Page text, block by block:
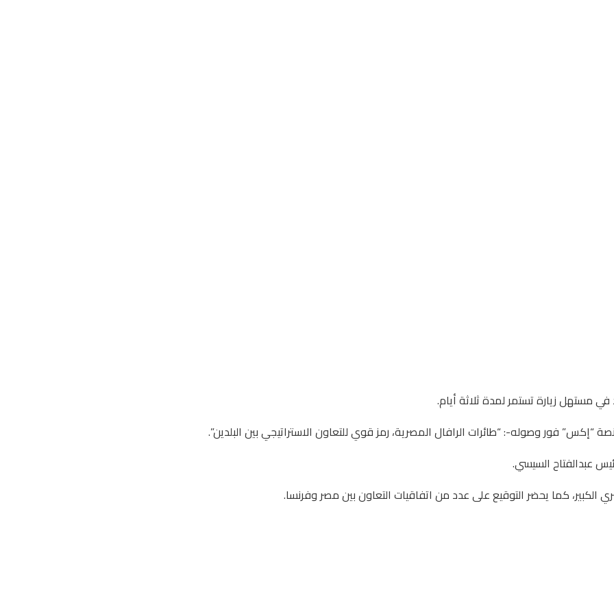
مستهل زيارة تستمر لمدة ثلاثة أيام.
فور وصوله-: “طائرات الرافال المصرية، رمز قوي للتعاون الاستراتيجي بين البلدين”.
عبدالفتاح السيسي.
كما يحضر التوقيع على عدد من اتفاقيات التعاون بين مصر وفرنسا.